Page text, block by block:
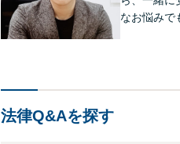
なお悩みで
法律Q&Aを探す